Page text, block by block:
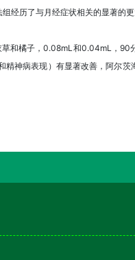
经历了与月经症状相关的显著的更
和橘子，0.08mL和0.04mL，90
神病表现）有显著改善，阿尔茨